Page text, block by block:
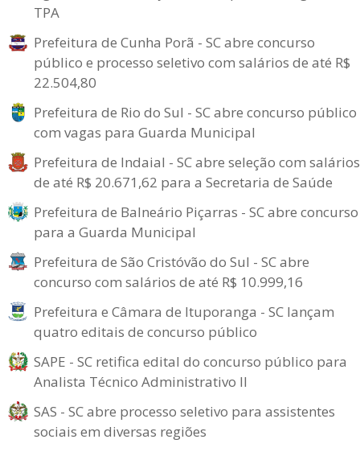
TPA
Prefeitura de Cunha Porã - SC abre concurso
público e processo seletivo com salários de até R$
22.504,80
Prefeitura de Rio do Sul - SC abre concurso público
com vagas para Guarda Municipal
Prefeitura de Indaial - SC abre seleção com salários
de até R$ 20.671,62 para a Secretaria de Saúde
Prefeitura de Balneário Piçarras - SC abre concurso
para a Guarda Municipal
Prefeitura de São Cristóvão do Sul - SC abre
concurso com salários de até R$ 10.999,16
Prefeitura e Câmara de Ituporanga - SC lançam
quatro editais de concurso público
SAPE - SC retifica edital do concurso público para
Analista Técnico Administrativo II
SAS - SC abre processo seletivo para assistentes
sociais em diversas regiões